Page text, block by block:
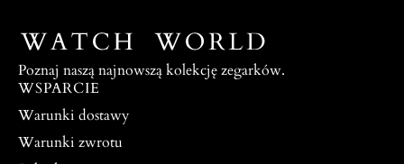
Poznaj naszą najnowszą kolekcję zegarków.
WSPARCIE
Warunki dostawy
Warunki zwrotu